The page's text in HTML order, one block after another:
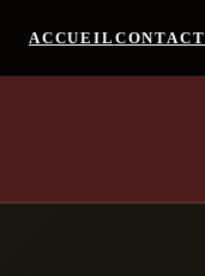
ACCUEIL CONTACT